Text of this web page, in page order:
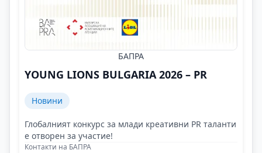
БАПРА
YOUNG LIONS BULGARIA 2026 – PR
Новини
Глобалният конкурс за млади креативни PR таланти
е отворен за участие!
Контакти на БАПРА